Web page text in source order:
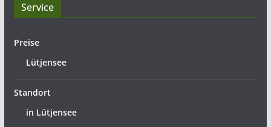
Service
Preise
Lütjensee
Standort
in Lütjensee